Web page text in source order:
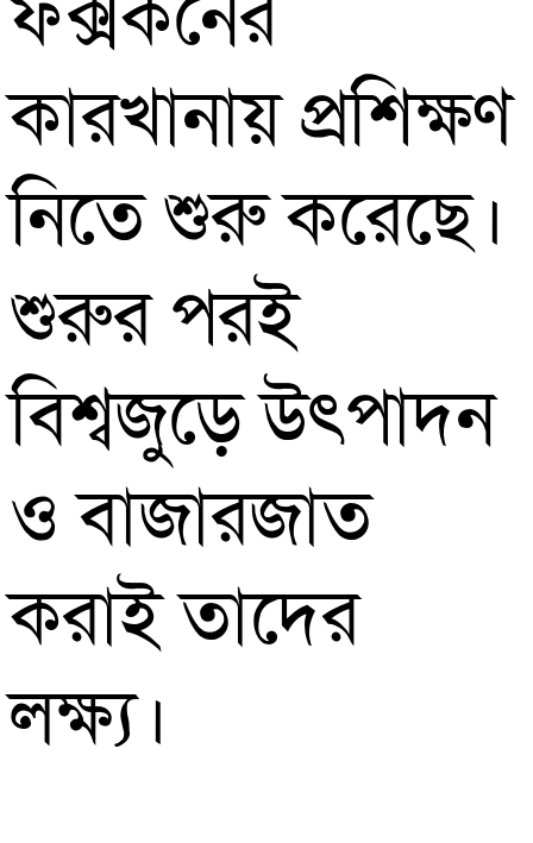
কারখানায় প্রশিক্ষণ
নিতে শুরু করেছে।
শুরুর পরই
বিশ্বজুড়ে উৎপাদন
ও বাজারজাত
করাই তাদের
লক্ষ্য।